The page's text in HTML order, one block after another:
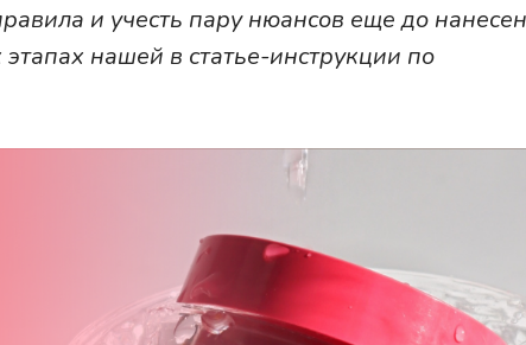
и учесть пару нюансов еще до
нашей в статье-инструкции по